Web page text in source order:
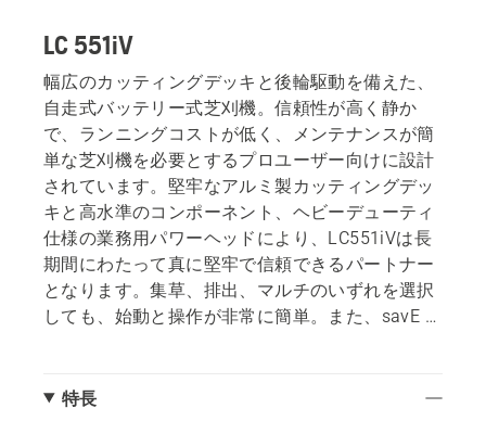
LC 551iV
幅広のカッティングデッキと後輪駆動を備えた、
自走式バッテリー式芝刈機。信頼性が高く静か
で、ランニングコストが低く、メンテナンスが簡
単な芝刈機を必要とするプロユーザー向けに設計
されています。堅牢なアルミ製カッティングデッ
キと高水準のコンポーネント、ヘビーデューティ
仕様の業務用パワーヘッドにより、LC551iVは長
期間にわたって真に堅牢で信頼できるパートナー
となります。集草、排出、マルチのいずれを選択
しても、始動と操作が非常に簡単。また、savE /
特長